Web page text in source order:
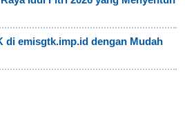
di emisgtk.imp.id dengan Mudah